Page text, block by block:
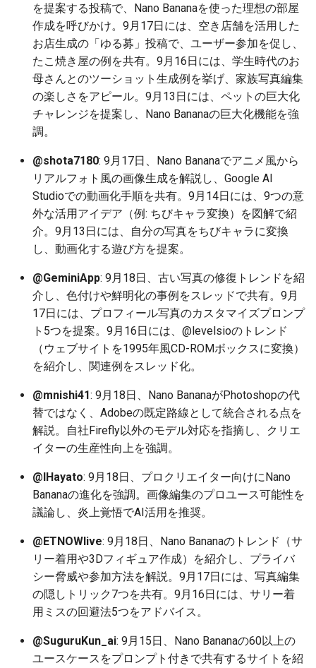
2026-06-26
2026-06-25
2026-06-24
2026-06-23
2026-06-22
2026-06-21
2026-06-20
2026-06-18
2026-06-17
2026-06-16
2026-06-15
2026-06-14
2026-06-13
2026-06-12
2026-06-11
2026-06-10
2026-06-09
2026-06-08
2025-12-11
2025-12-10
2025-12-09
2025-12-08
2025-12-07
2025-12-06
2025-12-05
2025-12-03
2025-12-02
2025-12-01
2025-11-30
2025-11-29
2025-11-28
2025-11-27
2025-11-26
2025-11-25
2025-11-24
2025-11-23
2026-06-26
2026-06-25
2026-06-24
2026-06-23
2026-06-22
2026-06-21
2026-06-20
2026-06-18
2026-06-17
2026-06-16
2026-06-15
2026-06-14
2026-06-13
2026-06-12
2026-06-11
2026-06-10
2026-06-09
2026-06-08
2025-12-11
2025-12-10
2025-12-09
2025-12-08
2025-12-07
2025-12-06
2025-12-05
2025-12-03
2025-12-02
2025-12-01
2025-11-30
2025-11-29
2025-11-28
2025-11-27
2025-11-26
2025-11-25
2025-11-24
2025-11-23
2026-02-22
2026-02-15
2026-02-08
2026-02-01
2026-01-25
2026-01-18
2026-01-11
2026-02-22
2026-02-15
2026-02-08
2026-02-05
2026-02-22
2026-02-15
2026-02-08
2026-02-01
2026-01-25
2026-01-18
2026-01-11
2026-06-25
2026-06-24
2026-06-23
2026-06-21
2026-06-20
2026-06-19
2026-06-18
2026-06-16
2026-06-14
2026-06-13
2026-06-12
2026-06-11
2026-06-10
2026-06-09
2026-06-08
2026-06-07
2026-06-06
2026-06-05
2026-02-22
2026-02-15
2026-02-08
2026-02-01
2026-01-25
2026-01-18
2026-01-11
2026-02-15
2026-02-08
2026-02-01
2026-01-25
2026-01-18
2026-01-13
2026-06-24
2026-06-23
2026-06-22
2026-06-21
2026-06-20
2026-06-19
2026-06-18
2026-06-16
2026-06-15
2026-06-14
2026-06-13
2026-06-12
2026-06-11
2026-06-10
2026-06-09
2026-06-07
2026-06-06
2026-06-05
2025-12-11
2025-12-10
2025-12-09
2025-12-08
2025-12-07
2025-12-06
2025-12-05
2025-12-03
2025-12-02
2025-12-01
2025-11-30
2025-11-29
2025-11-28
2025-11-27
2025-11-26
2025-11-25
2025-11-24
2025-11-23
2026-02-22
2026-02-15
2026-02-08
2026-02-01
2026-01-25
2026-01-18
2026-01-11
2026-06-26
2026-06-25
2026-06-24
2026-06-23
2026-06-22
2026-06-21
2026-06-20
2026-06-18
2026-06-17
2026-06-16
2026-06-15
2026-06-14
2026-06-13
2026-06-12
2026-06-11
2026-06-10
2026-06-09
2026-06-08
2026-06-22
2026-06-21
2026-06-20
2026-06-18
2026-06-17
2026-06-16
2026-06-15
2026-06-13
2026-06-11
2026-06-10
2026-06-09
2026-06-08
2026-06-07
2026-06-06
2026-06-05
2026-06-04
2026-06-03
2026-06-02
を提案する投稿で、Nano Bananaを使った理想の部屋
作成を呼びかけ。9月17日には、空き店舗を活用した
お店生成の「ゆる募」投稿で、ユーザー参加を促し、
たこ焼き屋の例を共有。9月16日には、学生時代のお
母さんとのツーショット生成例を挙げ、家族写真編集
の楽しさをアピール。9月13日には、ペットの巨大化
チャレンジを提案し、Nano Bananaの巨大化機能を強
調。
@shota7180: 9月17日、Nano Bananaでアニメ風から
リアルフォト風の画像生成を解説し、Google AI
Studioでの動画化手順を共有。9月14日には、9つの意
外な活用アイデア（例: ちびキャラ変換）を図解で紹
介。9月13日には、自分の写真をちびキャラに変換
し、動画化する遊び方を提案。
@GeminiApp: 9月18日、古い写真の修復トレンドを紹
介し、色付けや鮮明化の事例をスレッドで共有。9月
17日には、プロフィール写真のカスタマイズプロンプ
ト5つを提案。9月16日には、@levelsioのトレンド
（ウェブサイトを1995年風CD-ROMボックスに変換）
を紹介し、関連例をスレッド化。
@mnishi41: 9月18日、Nano BananaがPhotoshopの代
替ではなく、Adobeの既定路線として統合される点を
解説。自社Firefly以外のモデル対応を指摘し、クリエ
イターの生産性向上を強調。
@IHayato: 9月18日、プロクリエイター向けにNano
Bananaの進化を強調。画像編集のプロユース可能性を
議論し、炎上覚悟でAI活用を推奨。
@ETNOWlive: 9月18日、Nano Bananaのトレンド（サ
リー着用や3Dフィギュア作成）を紹介し、プライバ
シー脅威や参加方法を解説。9月17日には、写真編集
の隠しトリック7つを共有。9月16日には、サリー着
用ミスの回避法5つをアドバイス。
@SuguruKun_ai: 9月15日、Nano Bananaの60以上の
ユースケースをプロンプト付きで共有するサイトを紹